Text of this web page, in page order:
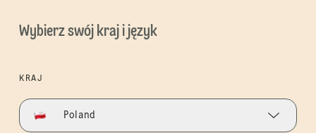
Wybierz swój kraj i język
KRAJ
Poland